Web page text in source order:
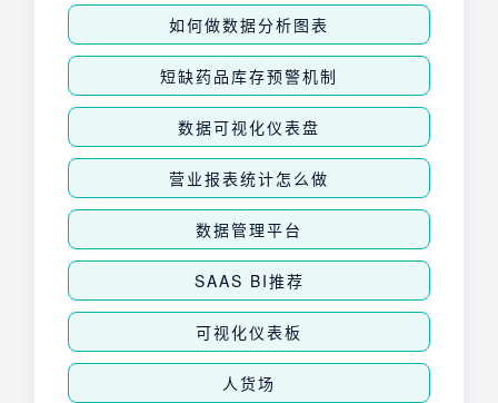
如何做数据分析图表
短缺药品库存预警机制
数据可视化仪表盘
营业报表统计怎么做
数据管理平台
SAAS BI推荐
可视化仪表板
人货场